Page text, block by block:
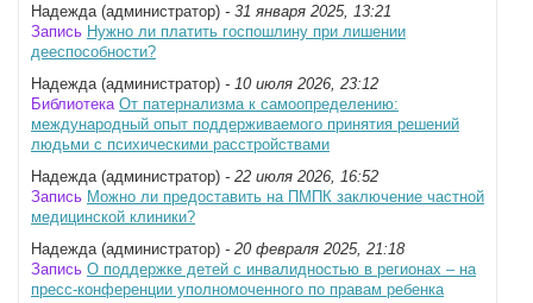
Надежда (администратор) - 31 января 2025, 13:21
Запись Нужно ли платить госпошлину при лишении
дееспособности?
Надежда (администратор) - 10 июля 2026, 23:12
Библиотека От патернализма к самоопределению:
международный опыт поддерживаемого принятия решений
людьми с психическими расстройствами
Надежда (администратор) - 22 июля 2026, 16:52
Запись Можно ли предоставить на ПМПК заключение частной
медицинской клиники?
Надежда (администратор) - 20 февраля 2025, 21:18
Запись О поддержке детей с инвалидностью в регионах – на
пресс-конференции уполномоченного по правам ребенка